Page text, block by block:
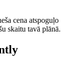
cena atspoguļo
skaitu tavā plānā.